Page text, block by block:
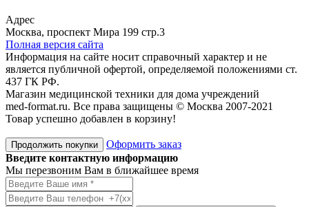
Адрес
Москва, проспект Мира 199 стр.3
Полная версия сайта
Информация на сайте носит справочный характер и не
является публичной офертой, определяемой положениями ст.
437 ГК РФ.
Магазин медицинской техники для дома учреждений
med-format.ru. Все права защищены © Москва 2007-2021
Товар успешно добавлен в корзину!
Продолжить покупки
Оформить заказ
Введите контактную информацию
Мы перезвоним Вам в ближайшее время